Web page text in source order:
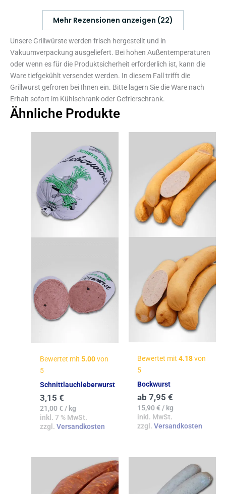
Mehr Rezensionen anzeigen (22)
Unsere Grillwürste werden frisch hergestellt und in
Vakuumverpackung ausgeliefert. Bei hohen Außentemperaturen
oder wenn es für die Produktsicherheit erforderlich ist, kann die
Ware tiefgekühlt versendet werden. In diesem Fall trifft die
Grillwurst gefroren bei Ihnen ein. Bitte lagern Sie die Ware nach
Erhalt sofort im Kühlschrank oder Gefrierschrank.
Ähnliche Produkte
Bewertet mit 5.00von
5
Schnittlauchleberwurst
3,15 €
21,00€/ kg
inkl. 7 % MwSt.
zzgl. Versandkosten
Bewertet mit 4.18von
5
Bockwurst
ab 7,95 €
15,90€/ kg
inkl. MwSt.
zzgl. Versandkosten